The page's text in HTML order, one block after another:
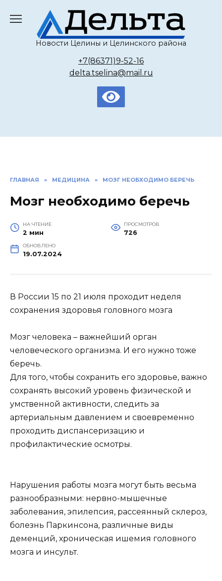
содержанию
Новости Целины и Целинского района
+7(86371)9-52-16
delta.tselina@mail.ru
ГЛАВНАЯ » МЕДИЦИНА » МОЗГ НЕОБХОДИМО БЕРЕЧЬ
Мозг необходимо беречь
НА ЧТЕНИЕ
2 мин
ПРОСМОТРОВ
726
ОБНОВЛЕНО
19.07.2024
В России 15 по 21 июля проходит неделя
сохранения здоровья головного мозга
Мозг человека – важнейший орган
человеческого организма. И его нужно тоже
беречь.
Для того, чтобы сохранить его здоровье, важно
сохранять высокий уровень физической и
умственной активности, следить за
артериальным давлением и своевременно
проходить диспансеризацию и
профилактические осмотры.
Нарушения работы мозга могут быть весьма
разнообразными: нервно-мышечные
заболевания, эпилепсия, рассеянный склероз,
болезнь Паркинсона, различные виды
деменций, хроническая ишемия головного
мозга и инсульт.